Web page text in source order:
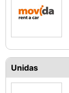
Unidas